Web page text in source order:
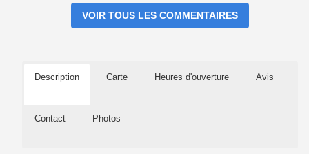
VOIR TOUS LES COMMENTAIRES
Description Carte Heures d'ouverture Avis
Contact Photos